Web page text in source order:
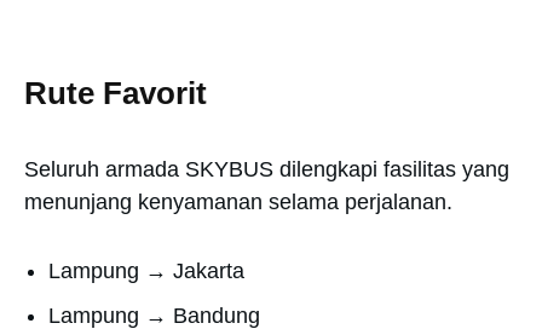
Rute Favorit
Seluruh armada SKYBUS dilengkapi fasilitas yang
menunjang kenyamanan selama perjalanan.
Lampung → Jakarta
Lampung → Bandung